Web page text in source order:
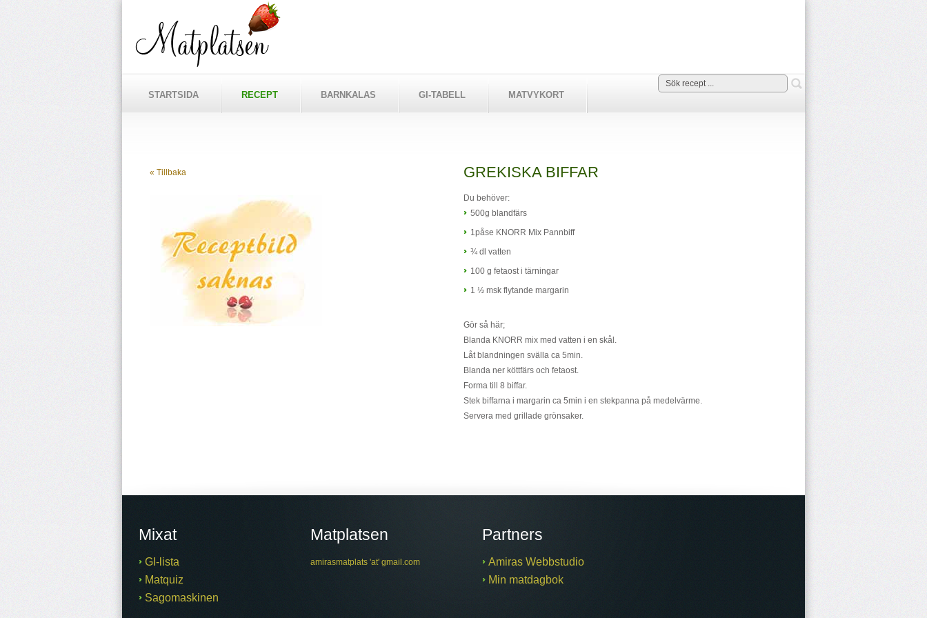
STARTSIDA RECEPT BARNKALAS GI-TABELL MATVYKORT
« Tillbaka GREKISKA BIFFAR
Du behöver:
500g blandfärs
1påse KNORR Mix Pannbiff
¾ dl vatten
100 g fetaost i tärningar
1 ½ msk flytande margarin
Gör så här;
Blanda KNORR mix med vatten i en skål.
Låt blandningen svälla ca 5min.
Blanda ner köttfärs och fetaost.
Forma till 8 biffar.
Stek biffarna i margarin ca 5min i en stekpanna på medelvärme.
Servera med grillade grönsaker.
Mixat
GI-lista
Matquiz
Sagomaskinen
Matplatsen
amirasmatplats 'at' gmail.com
Partners
Amiras Webbstudio
Min matdagbok